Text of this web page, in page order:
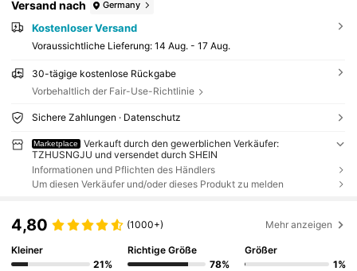
Versand nach Germany
Kostenloser Versand
Voraussichtliche Lieferung: 14 Aug. - 17 Aug.
30-tägige kostenlose Rückgabe
Vorbehaltlich der Fair-Use-Richtlinie
Sichere Zahlungen · Datenschutz
Marketplace
Verkauft durch den gewerblichen Verkäufer:
TZHUSNGJU und versendet durch SHEIN
Informationen und Pflichten des Händlers
Um diesen Verkäufer und/oder dieses Produkt zu melden
4,80 (1000+) Mehr anzeigen
Kleiner
21%
Richtige Größe
78%
Größer
1%